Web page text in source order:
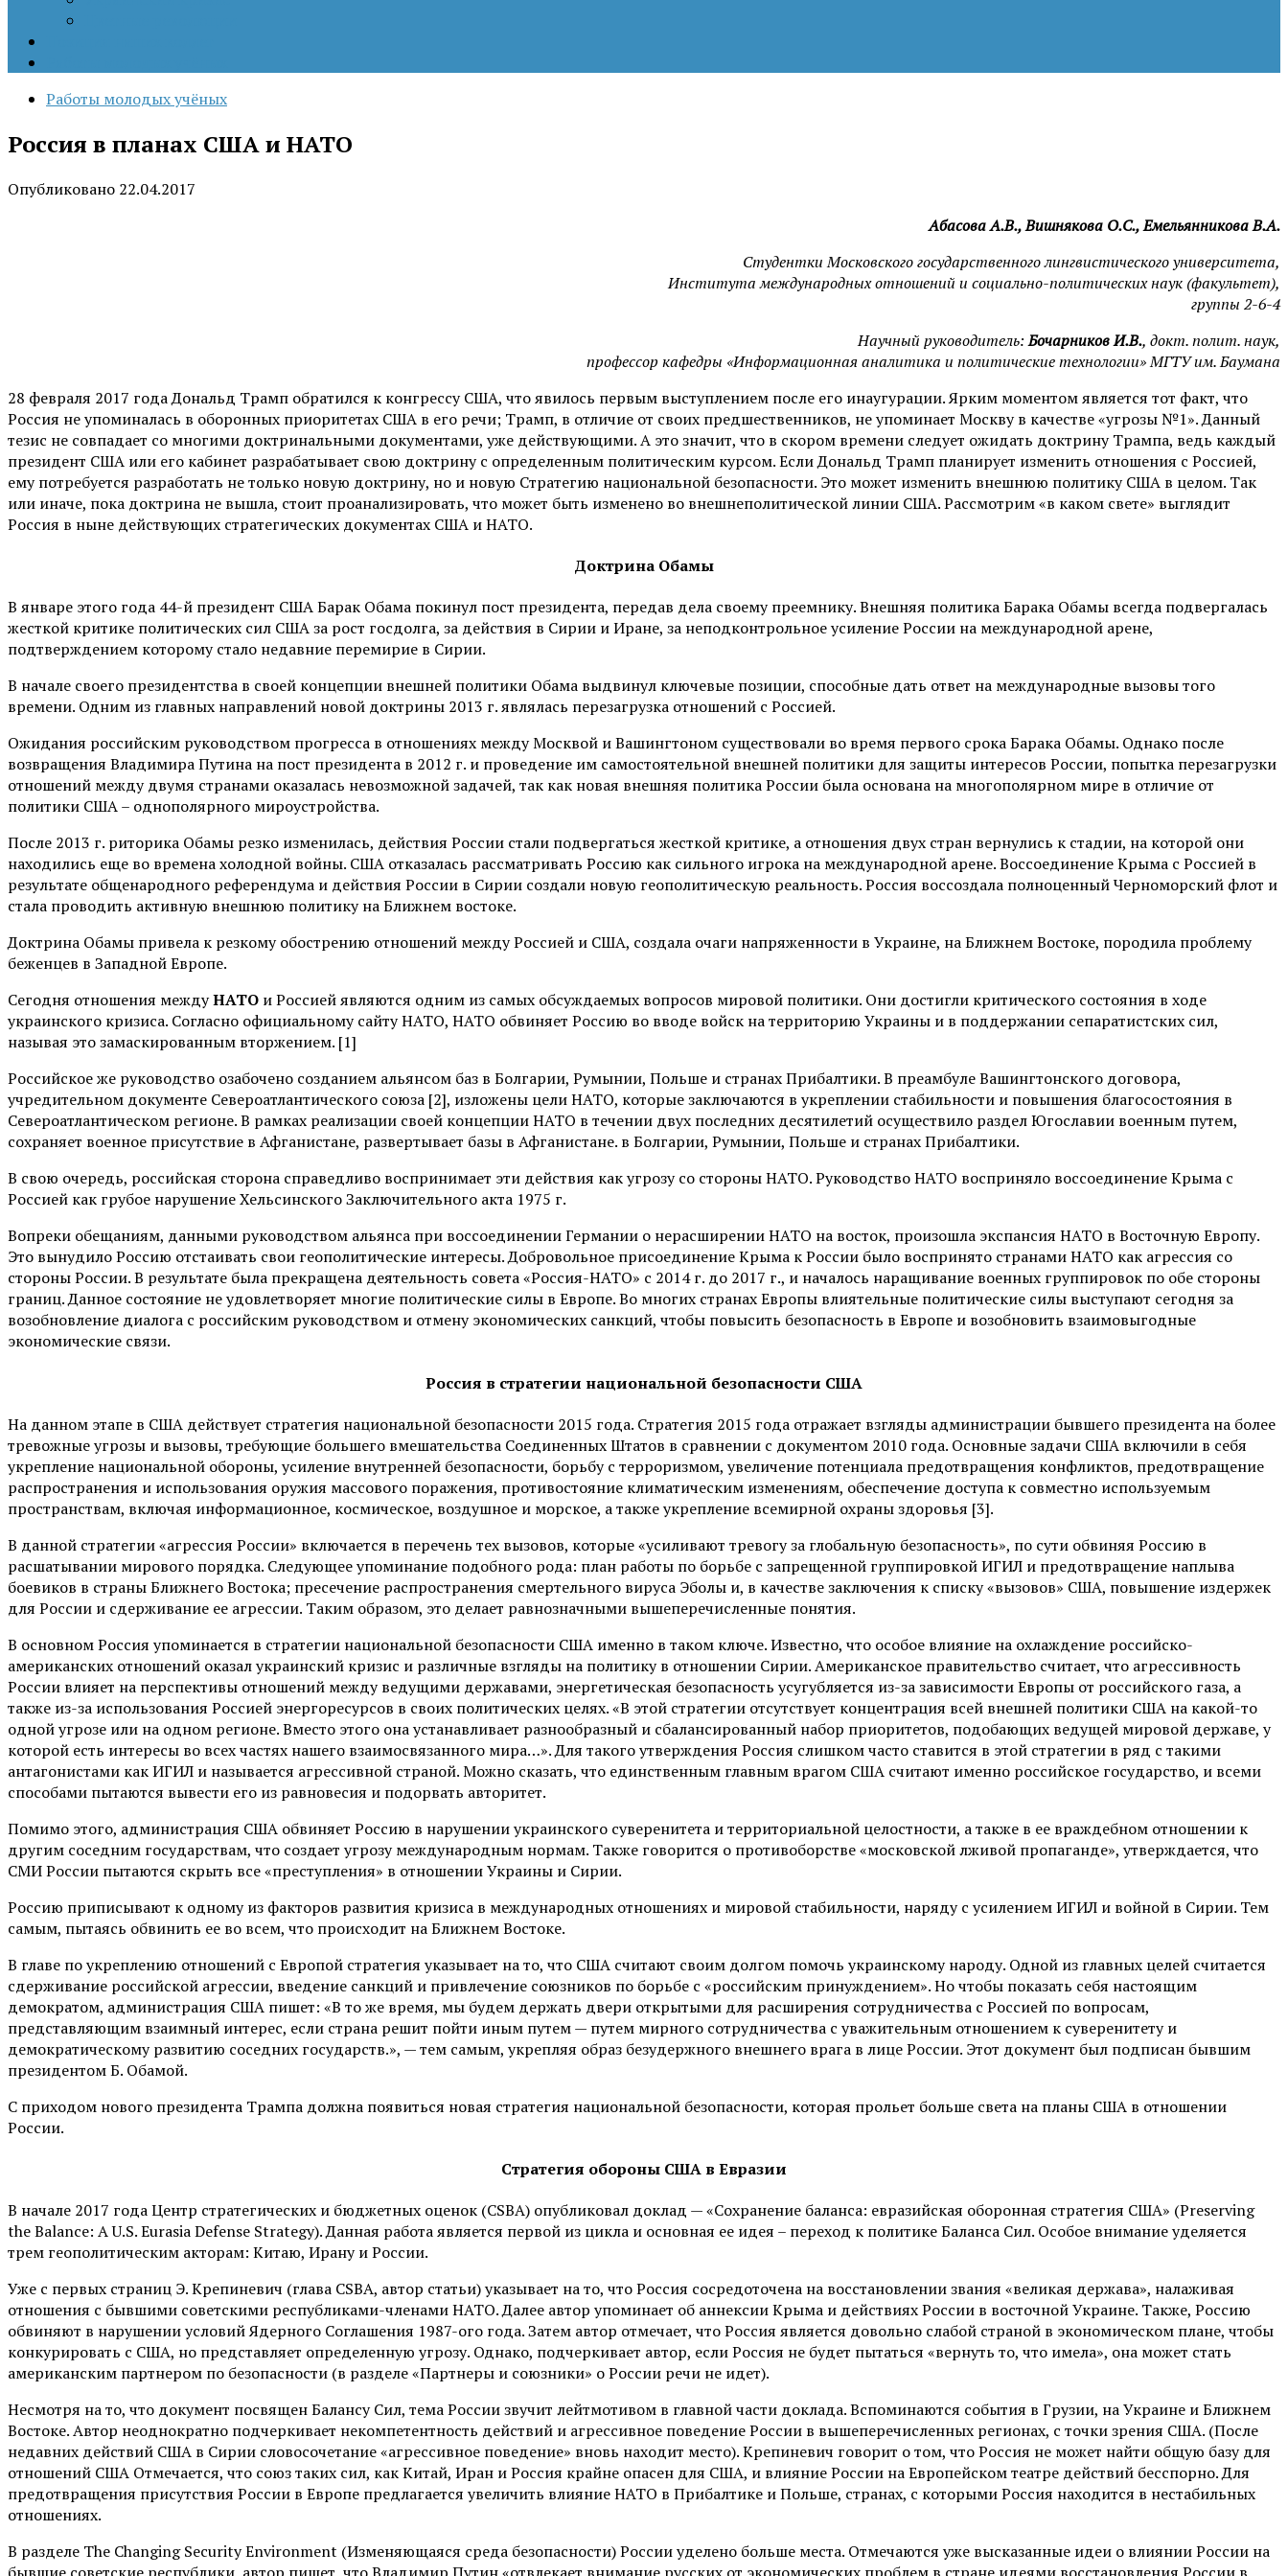
Работы молодых учёных
Россия в планах США и НАТО
Опубликовано 22.04.2017
Абасова А.В., Вишнякова О.С., Емельянникова В.А.
Студентки Московского государственного лингвистического университета,
Института международных отношений и социально-политических наук (факультет),
группы 2-6-4
Научный руководитель:Бочарников И.В., докт. полит. наук,
профессор кафедры «Информационная аналитика и политические технологии» МГТУ им. Баумана
28 февраля 2017 года Дональд Трамп обратился к конгрессу США, что явилось первым выступлением после его инаугурации. Ярким моментом является тот факт, что
Россия не упоминалась в оборонных приоритетах США в его речи; Трамп, в отличие от своих предшественников, не упоминает Москву в качестве «угрозы №1». Данный
тезис не совпадает со многими доктринальными документами, уже действующими. А это значит, что в скором времени следует ожидать доктрину Трампа, ведь каждый
президент США или его кабинет разрабатывает свою доктрину с определенным политическим курсом. Если Дональд Трамп планирует изменить отношения с Россией,
ему потребуется разработать не только новую доктрину, но и новую Стратегию национальной безопасности. Это может изменить внешнюю политику США в целом. Так
или иначе, пока доктрина не вышла, стоит проанализировать, что может быть изменено во внешнеполитической линии США. Рассмотрим «в каком свете» выглядит
Россия в ныне действующих стратегических документах США и НАТО.
Доктрина Обамы
В январе этого года 44-й президент США Барак Обама покинул пост президента, передав дела своему преемнику. Внешняя политика Барака Обамы всегда подвергалась
жесткой критике политических сил США за рост госдолга, за действия в Сирии и Иране, за неподконтрольное усиление России на международной арене,
подтверждением которому стало недавние перемирие в Сирии.
В начале своего президентства в своей концепции внешней политики Обама выдвинул ключевые позиции, способные дать ответ на международные вызовы того
времени. Одним из главных направлений новой доктрины 2013 г. являлась перезагрузка отношений с Россией.
Ожидания российским руководством прогресса в отношениях между Москвой и Вашингтоном существовали во время первого срока Барака Обамы. Однако после
возвращения Владимира Путина на пост президента в 2012 г. и проведение им самостоятельной внешней политики для защиты интересов России, попытка перезагрузки
отношений между двумя странами оказалась невозможной задачей, так как новая внешняя политика России была основана на многополярном мире в отличие от
политики США – однополярного мироустройства.
После 2013 г. риторика Обамы резко изменилась, действия России стали подвергаться жесткой критике, а отношения двух стран вернулись к стадии, на которой они
находились еще во времена холодной войны. США отказалась рассматривать Россию как сильного игрока на международной арене. Воссоединение Крыма с Россией в
результате общенародного референдума и действия России в Сирии создали новую геополитическую реальность. Россия воссоздала полноценный Черноморский флот и
стала проводить активную внешнюю политику на Ближнем востоке.
Доктрина Обамы привела к резкому обострению отношений между Россией и США, создала очаги напряженности в Украине, на Ближнем Востоке, породила проблему
беженцев в Западной Европе.
Сегодня отношения междуНАТО и Россией являются одним из самых обсуждаемых вопросов мировой политики. Они достигли критического состояния в ходе
украинского кризиса. Согласно официальному сайту НАТО, НАТО обвиняет Россию во вводе войск на территорию Украины и в поддержании сепаратистских сил,
называя это замаскированным вторжением. [1]
Российское же руководство озабочено созданием альянсом баз в Болгарии, Румынии, Польше и странах Прибалтики. В преамбуле Вашингтонского договора,
учредительном документе Североатлантического союза [2], изложены цели НАТО, которые заключаются в укреплении стабильности и повышения благосостояния в
Североатлантическом регионе. В рамках реализации своей концепции НАТО в течении двух последних десятилетий осуществило раздел Югославии военным путем,
сохраняет военное присутствие в Афганистане, развертывает базы в Афганистане. в Болгарии, Румынии, Польше и странах Прибалтики.
В свою очередь, российская сторона справедливо воспринимает эти действия как угрозу со стороны НАТО. Руководство НАТО восприняло воссоединение Крыма с
Россией как грубое нарушение Хельсинского Заключительного акта 1975 г.
Вопреки обещаниям, данными руководством альянса при воссоединении Германии о нерасширении НАТО на восток, произошла экспансия НАТО в Восточную Европу.
Это вынудило Россию отстаивать свои геополитические интересы. Добровольное присоединение Крыма к России было воспринято странами НАТО как агрессия со
стороны России. В результате была прекращена деятельность совета «Россия-НАТО» с 2014 г. до 2017 г., и началось наращивание военных группировок по обе стороны
границ. Данное состояние не удовлетворяет многие политические силы в Европе. Во многих странах Европы влиятельные политические силы выступают сегодня за
возобновление диалога с российским руководством и отмену экономических санкций, чтобы повысить безопасность в Европе и возобновить взаимовыгодные
экономические связи.
Россия в стратегии национальной безопасности США
На данном этапе в США действует стратегия национальной безопасности 2015 года. Стратегия 2015 года отражает взгляды администрации бывшего президента на более
тревожные угрозы и вызовы, требующие большего вмешательства Соединенных Штатов в сравнении с документом 2010 года. Основные задачи США включили в себя
укрепление национальной обороны, усиление внутренней безопасности, борьбу с терроризмом, увеличение потенциала предотвращения конфликтов, предотвращение
распространения и использования оружия массового поражения, противостояние климатическим изменениям, обеспечение доступа к совместно используемым
пространствам, включая информационное, космическое, воздушное и морское, а также укрепление всемирной охраны здоровья [3].
В данной стратегии «агрессия России» включается в перечень тех вызовов, которые «усиливают тревогу за глобальную безопасность», по сути обвиняя Россию в
расшатывании мирового порядка. Следующее упоминание подобного рода: план работы по борьбе с запрещенной группировкой ИГИЛ и предотвращение наплыва
боевиков в страны Ближнего Востока; пресечение распространения смертельного вируса Эболы и, в качестве заключения к списку «вызовов» США, повышение издержек
для России и сдерживание ее агрессии. Таким образом, это делает равнозначными вышеперечисленные понятия.
В основном Россия упоминается в стратегии национальной безопасности США именно в таком ключе. Известно, что особое влияние на охлаждение российско-
американских отношений оказал украинский кризис и различные взгляды на политику в отношении Сирии. Американское правительство считает, что агрессивность
России влияет на перспективы отношений между ведущими державами, энергетическая безопасность усугубляется из-за зависимости Европы от российского газа, а
также из-за использования Россией энергоресурсов в своих политических целях. «В этой стратегии отсутствует концентрация всей внешней политики США на какой-то
одной угрозе или на одном регионе. Вместо этого она устанавливает разнообразный и сбалансированный набор приоритетов, подобающих ведущей мировой державе, у
которой есть интересы во всех частях нашего взаимосвязанного мира…». Для такого утверждения Россия слишком часто ставится в этой стратегии в ряд с такими
антагонистами как ИГИЛ и называется агрессивной страной. Можно сказать, что единственным главным врагом США считают именно российское государство, и всеми
способами пытаются вывести его из равновесия и подорвать авторитет.
Помимо этого, администрация США обвиняет Россию в нарушении украинского суверенитета и территориальной целостности, а также в ее враждебном отношении к
другим соседним государствам, что создает угрозу международным нормам. Также говорится о противоборстве «московской лживой пропаганде», утверждается, что
СМИ России пытаются скрыть все «преступления» в отношении Украины и Сирии.
Россию приписывают к одному из факторов развития кризиса в международных отношениях и мировой стабильности, наряду с усилением ИГИЛ и войной в Сирии. Тем
самым, пытаясь обвинить ее во всем, что происходит на Ближнем Востоке.
В главе по укреплению отношений с Европой стратегия указывает на то, что США считают своим долгом помочь украинскому народу. Одной из главных целей считается
сдерживание российской агрессии, введение санкций и привлечение союзников по борьбе с «российским принуждением». Но чтобы показать себя настоящим
демократом, администрация США пишет: «В то же время, мы будем держать двери открытыми для расширения сотрудничества с Россией по вопросам,
представляющим взаимный интерес, если страна решит пойти иным путем — путем мирного сотрудничества с уважительным отношением к суверенитету и
демократическому развитию соседних государств.», — тем самым, укрепляя образ безудержного внешнего врага в лице России. Этот документ был подписан бывшим
президентом Б. Обамой.
С приходом нового президента Трампа должна появиться новая стратегия национальной безопасности, которая прольет больше света на планы США в отношении
России.
Стратегия обороны США в Евразии
В начале 2017 года Центр стратегических и бюджетных оценок (CSBA) опубликовал доклад — «Сохранение баланса: евразийская оборонная стратегия США» (Preserving
the Balance: A U.S. Eurasia Defense Strategy). Данная работа является первой из цикла и основная ее идея – переход к политике Баланса Сил. Особое внимание уделяется
трем геополитическим акторам: Китаю, Ирану и России.
Уже с первых страниц Э. Крепиневич (глава CSBA, автор статьи) указывает на то, что Россия сосредоточена на восстановлении звания «великая держава», налаживая
отношения с бывшими советскими республиками-членами НАТО. Далее автор упоминает об аннексии Крыма и действиях России в восточной Украине. Также, Россию
обвиняют в нарушении условий Ядерного Соглашения 1987-ого года. Затем автор отмечает, что Россия является довольно слабой страной в экономическом плане, чтобы
конкурировать с США, но представляет определенную угрозу. Однако, подчеркивает автор, если Россия не будет пытаться «вернуть то, что имела», она может стать
американским партнером по безопасности (в разделе «Партнеры и союзники» о России речи не идет).
Несмотря на то, что документ посвящен Балансу Сил, тема России звучит лейтмотивом в главной части доклада. Вспоминаются события в Грузии, на Украине и Ближнем
Востоке. Автор неоднократно подчеркивает некомпетентность действий и агрессивное поведение России в вышеперечисленных регионах, с точки зрения США. (После
недавних действий США в Сирии словосочетание «агрессивное поведение» вновь находит место). Крепиневич говорит о том, что Россия не может найти общую базу для
отношений США Отмечается, что союз таких сил, как Китай, Иран и Россия крайне опасен для США, и влияние России на Европейском театре действий бесспорно. Для
предотвращения присутствия России в Европе предлагается увеличить влияние НАТО в Прибалтике и Польше, странах, с которыми Россия находится в нестабильных
отношениях.
В разделе The Changing Security Environment (Изменяющаяся среда безопасности) России уделено больше места. Отмечаются уже высказанные идеи о влиянии России на